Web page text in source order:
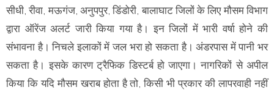
सीधी, रीवा, मऊगंज, अनुपपुर, डिंडोरी, बालाघाट जिलों के लिए मौसम विभाग
द्वारा ऑरेंज अलर्ट जारी किया गया है। इन जिलों में भारी वर्षा होने की
संभावना है। निचले इलाकों में जल भरा हो सकता है। अंडरपास में पानी भर
सकता है। इसके कारण ट्रैफिक डिस्टर्ब हो जाएगा। नागरिकों से अपील
किया कि यदि मौसम खराब होता है तो, किसी भी प्रकार की लापरवाही नहीं